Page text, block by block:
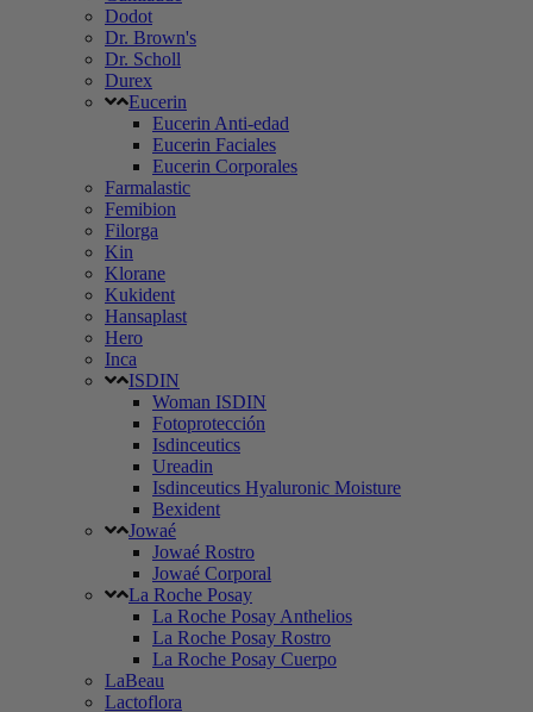
Dodot
Dr. Brown's
Dr. Scholl
Durex
Eucerin
Eucerin Anti-edad
Eucerin Faciales
Eucerin Corporales
Farmalastic
Femibion
Filorga
Kin
Klorane
Kukident
Hansaplast
Hero
Inca
ISDIN
Woman ISDIN
Fotoprotección
Isdinceutics
Ureadin
Isdinceutics Hyaluronic Moisture
Bexident
Jowaé
Jowaé Rostro
Jowaé Corporal
La Roche Posay
La Roche Posay Anthelios
La Roche Posay Rostro
La Roche Posay Cuerpo
LaBeau
Lactoflora